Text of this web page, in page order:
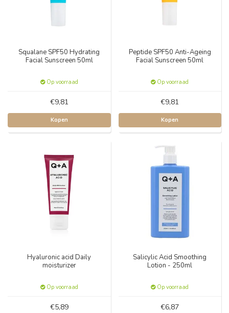
Squalane SPF50 Hydrating
Facial Sunscreen 50ml
Op voorraad
€9,81
Kopen
Peptide SPF50 Anti-Ageing
Facial Sunscreen 50ml
Op voorraad
€9,81
Kopen
Hyaluronic acid Daily
moisturizer
Op voorraad
€5,89
Salicylic Acid Smoothing
Lotion - 250ml
Op voorraad
€6,87